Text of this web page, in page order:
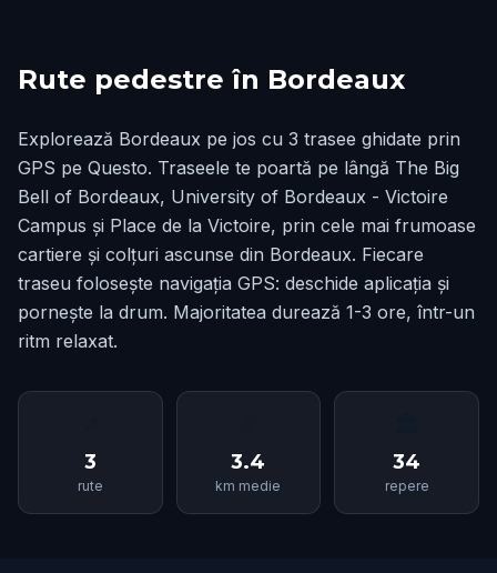
Rute pedestre în Bordeaux
Explorează Bordeaux pe jos cu 3 trasee ghidate prin
GPS pe Questo. Traseele te poartă pe lângă The Big
Bell of Bordeaux, University of Bordeaux - Victoire
Campus și Place de la Victoire, prin cele mai frumoase
cartiere și colțuri ascunse din Bordeaux. Fiecare
traseu folosește navigația GPS: deschide aplicația și
pornește la drum. Majoritatea durează 1-3 ore, într-un
ritm relaxat.
3
rute
3.4
km medie
34
repere